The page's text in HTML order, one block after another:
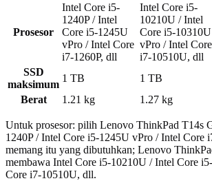
Prosesor
Intel Core i5-
1240P / Intel
Core i5-1245U
vPro / Intel Core
i7-1260P, dll
Intel Core i5-
10210U / Intel
Core i5-10310U
vPro / Intel Core
i7-10510U, dll
SSD
maksimum
1 TB 1 TB
Berat
1.21 kg 1.27 kg
Untuk prosesor: pilih Lenovo ThinkPad T14s
1240P / Intel Core i5-1245U vPro / Intel Core
memang itu yang dibutuhkan; Lenovo
membawa Intel Core i5-10210U / Intel Core
Core i7-10510U, dll.